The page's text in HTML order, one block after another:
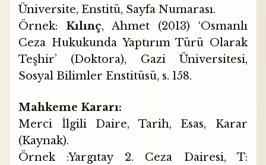
Üniversite, Enstitü, Sayfa Numarası.
Örnek: Kılınç, Ahmet (2013) ‘Osmanlı
Ceza Hukukunda Yaptırım Türü Olarak
Teşhir’ (Doktora), Gazi Üniversitesi,
Sosyal Bilimler Enstitüsü, s. 158.
Mahkeme Kararı:
Merci İlgili Daire, Tarih, Esas, Karar
(Kaynak).
Örnek :Yargıtay 2. Ceza Dairesi, T: